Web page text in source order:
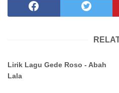
Lirik Lagu Gede Roso - Abah
Lala